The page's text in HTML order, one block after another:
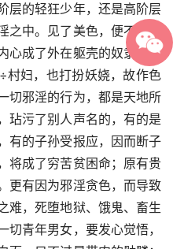
层的轻狂少年，还是高阶层
中。见了美色，便不断的
心成了外在躯壳的奴隶，理
村妇，也打扮妖娆，故作色
切邪淫的行为，都是天地所
玷污了别人声名的，有的是
有的子孙受报应，因而断子
将成了穷苦贫困命；原有贵
更有因为邪淫贪色，而导致
难，死堕地狱、饿鬼、畜生
青年男女，要发心觉悟，